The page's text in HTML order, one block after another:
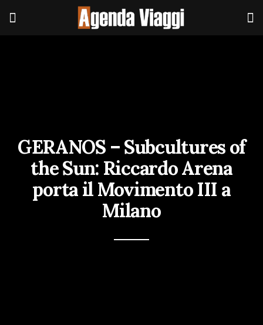
GERANOS – Subcultures of
the Sun: Riccardo Arena
porta il Movimento III a
Milano